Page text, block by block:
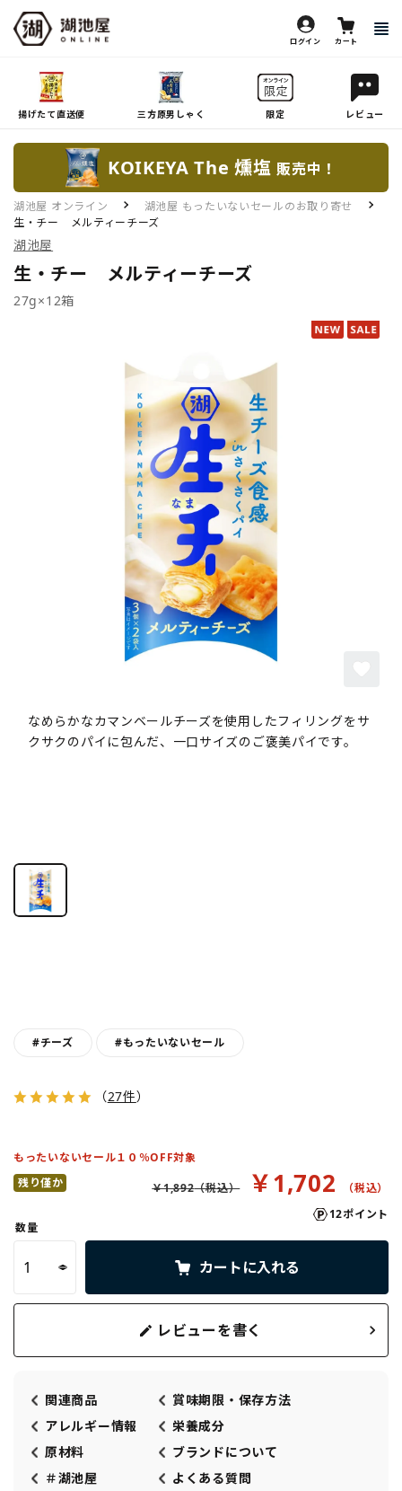
ログイン カート
揚げたて直送便 三方原男しゃく 限定 レビュー
KOIKEYA The 燻塩 販売中！
湖池屋 オンライン
湖池屋 もったいないセールのお取り寄せ
生・チー メルティーチーズ
湖池屋
生・チー メルティーチーズ
27g×12箱
なめらかなカマンベールチーズを使用したフィリングをサ
クサクのパイに包んだ、一口サイズのご褒美パイです。
#チーズ #もったいないセール
（27件）
残り僅か
もったいないセール１０％OFF対象
￥1,702
￥1,892
12ポイント
数量
カートに入れる
レビューを書く
関連商品
賞味期限・保存方法
アレルギー情報
栄養成分
原材料
ブランドについて
＃湖池屋
よくある質問